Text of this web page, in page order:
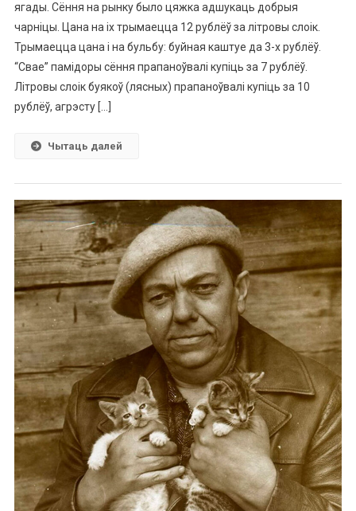
ягады. Сёння на рынку было цяжка адшукаць добрыя
чарніцы. Цана на іх трымаецца 12 рублёў за літровы слоік.
Трымаецца цана і на бульбу: буйная каштуе да 3-х рублёў.
“Свае” памідоры сёння прапаноўвалі купіць за 7 рублёў.
Літровы слоік буякоў (лясных) прапаноўвалі купіць за 10
рублёў, агрэсту […]
Чытаць далей